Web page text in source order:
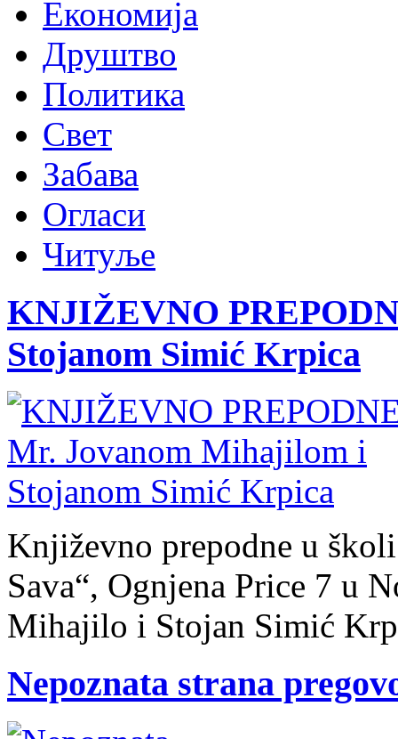
Економија
Друштво
Политика
Свет
Забава
Огласи
Читуље
KNJIŽEVNO
Stojanom Simić Krpica
Književno prepodne u
Sava“, Ognjena Price 7 u
Mihajilo i Stojan Simić
Nepoznata strana